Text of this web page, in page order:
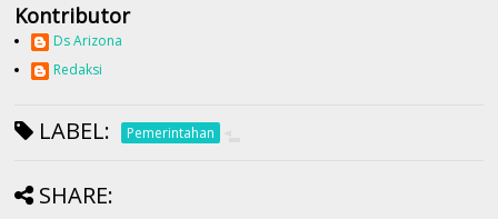
Kontributor
Ds Arizona
Redaksi
LABEL: Pemerintahan
SHARE: